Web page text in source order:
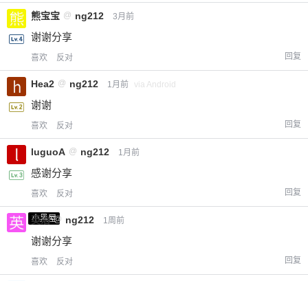
熊宝宝 @ ng212 3月前
谢谢分享
喜欢 反对 回复
Hea2 @ ng212 1月前 via Android
谢谢
喜欢 反对 回复
luguoA @ ng212 1月前
感谢分享
喜欢 反对 回复
小黑屋
英治 @ ng212 1周前
谢谢分享
喜欢 反对 回复